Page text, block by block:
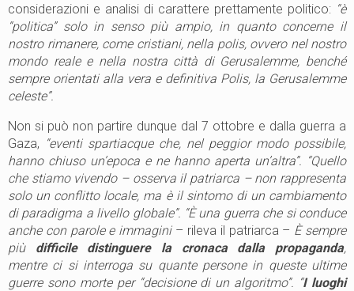
considerazioni e analisi di carattere prettamente politico: “è
“politica” solo in senso più ampio, in quanto concerne il
nostro rimanere, come cristiani, nella polis, ovvero nel nostro
mondo reale e nella nostra città di Gerusalemme, benché
sempre orientati alla vera e definitiva Polis, la Gerusalemme
celeste”.
Non si può non partire dunque dal 7 ottobre e dalla guerra a
Gaza, “eventi spartiacque che, nel peggior modo possibile,
hanno chiuso un’epoca e ne hanno aperta un’altra”. “Quello
che stiamo vivendo – osserva il patriarca – non rappresenta
solo un conflitto locale, ma è il sintomo di un cambiamento
di paradigma a livello globale”. “È una guerra che si conduce
anche con parole e immagini– rileva il patriarca – È sempre
più difficile distinguere la cronaca dalla propaganda,
mentre ci si interroga su quante persone in queste ultime
guerre sono morte per “decisione di un algoritmo”. “I luoghi